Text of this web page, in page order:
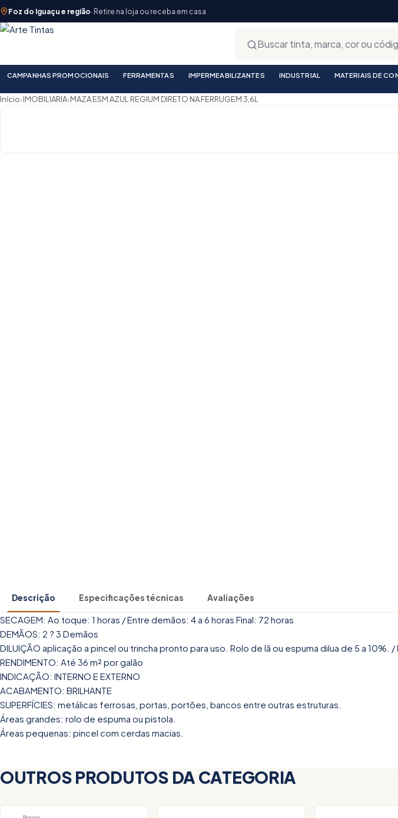
Foz do Iguaçu e região· Retire na loja ou receba em casa
CAMPANHAS PROMOCIONAIS FERRAMENTAS IMPERMEABILIZANTES INDUSTRIAL MATERIAIS DE
Início›IMOBILIARIA›MAZA ESM AZUL REGIUM DIRETO NA FERRUGEM 3,6L
Descrição Especificações técnicas Avaliações
SECAGEM: Ao toque: 1 horas / Entre demãos: 4 a 6 horas Final: 72 horas
DEMÃOS: 2 ? 3 Demãos
DILUIÇÃO aplicação a pincel ou trincha pronto para uso. Rolo de lã ou espuma dilua de 5 a 10%. /
RENDIMENTO: Até 36 m² por galão
INDICAÇÃO: INTERNO E EXTERNO
ACABAMENTO: BRILHANTE
SUPERFÍCIES: metálicas ferrosas, portas, portões, bancos entre outras estruturas.
Áreas grandes: rolo de espuma ou pistola.
Áreas pequenas: pincel com cerdas macias.
OUTROS PRODUTOS DA CATEGORIA